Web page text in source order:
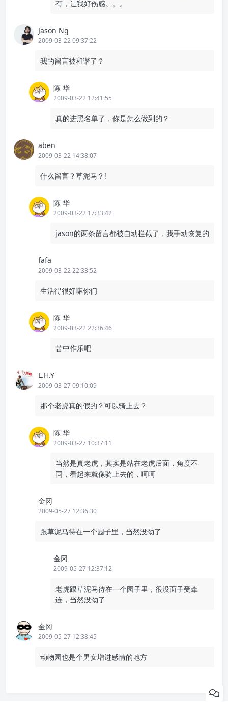
有，让我好伤感。。。
Jason Ng
2009-03-22 09:37:22
我的留言被和谐了？
陈 华
2009-03-22 12:41:55
真的进黑名单了，你是怎么做到的？
aben
2009-03-22 14:38:07
什么留言？草泥马？!
陈 华
2009-03-22 17:33:42
jason的两条留言都被自动拦截了，我手动恢复的
fafa
2009-03-22 22:33:52
生活得很好嘛你们
陈 华
2009-03-22 22:36:46
苦中作乐吧
L.H.Y
2009-03-27 09:10:09
那个老虎真的假的？可以骑上去？
陈 华
2009-03-27 10:37:11
当然是真老虎，其实是站在老虎后面，角度不
同，看起来就像骑上去的，呵呵
金冈
2009-05-27 12:36:30
跟草泥马待在一个园子里，当然没劲了
金冈
2009-05-27 12:37:12
老虎跟草泥马待在一个园子里，很没面子受牵
连，当然没劲了
金冈
2009-05-27 12:38:45
动物园也是个男女增进感情的地方